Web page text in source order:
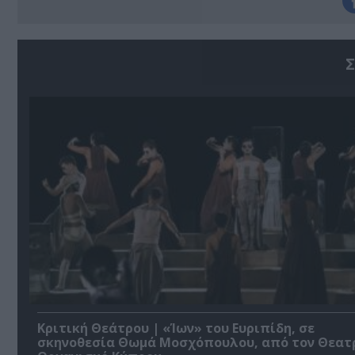
Κριτική Θεάτρου | «Ίων» του Ευριπίδη, σε
σκηνοθεσία Θωμά Μοσχόπουλου, από τον